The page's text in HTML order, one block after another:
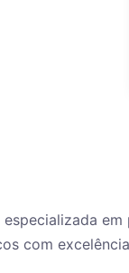
com